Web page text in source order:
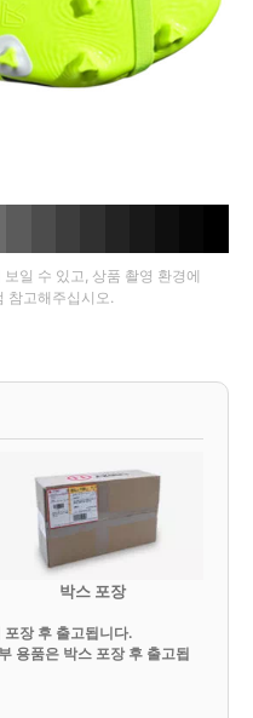
일 수 있고, 상품 촬영 환경에
참고해주십시오.
박스 포장
포장 후 출고됩니다.
용품은 박스 포장 후 출고됩